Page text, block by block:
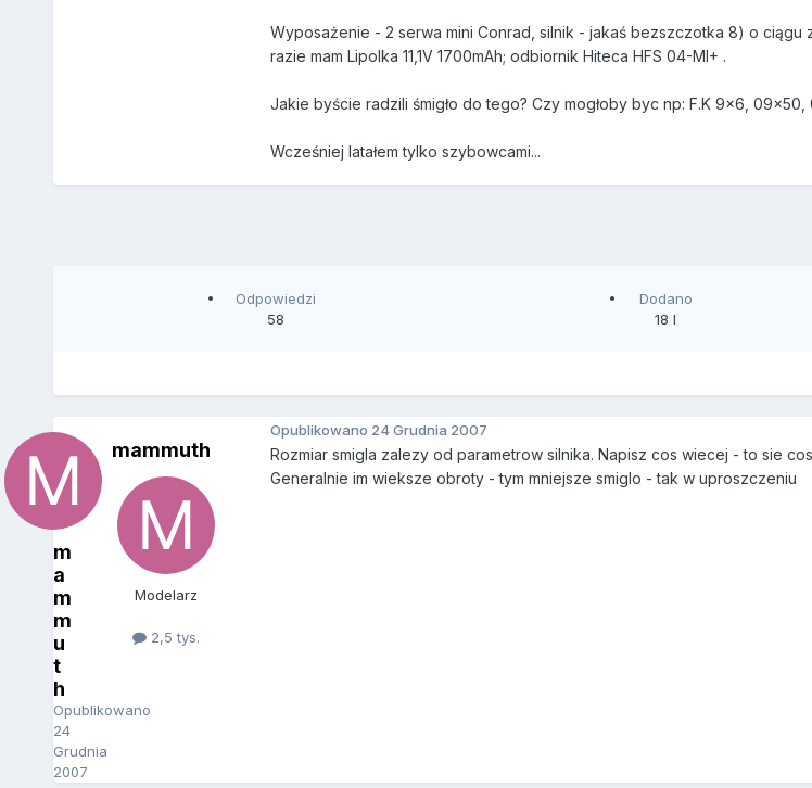
Wyposażenie - 2 serwa mini Conrad, silnik - jakaś bezszczotka 8) o
razie mam Lipolka 11,1V 1700mAh; odbiornik Hiteca HFS 04-MI+ .
Jakie byście radzili śmigło do tego? Czy mogłoby byc np: F.K 9x6, 09x50,
Wcześniej latałem tylko szybowcami...
Odpowiedzi
58
Dodano
18 l
m
a
m
m
u
t
h
Opublikowano
24
Grudnia
2007
mammuth
Modelarz
2,5 tys.
Opublikowano 24 Grudnia 2007
Rozmiar smigla zalezy od parametrow silnika. Napisz cos wiecej - to sie
Generalnie im wieksze obroty - tym mniejsze smiglo - tak w uproszczeniu